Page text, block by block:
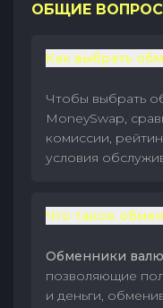
ОБЩИЕ
Как выбрать
Чтобы выбрать
MoneySwap,
комиссии,
условия
Что такое
Обменники
позволяющие
и деньги,